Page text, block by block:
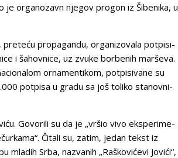
je organozavn njegov progon iz Šibenika, u
pre­te­ću pro­pa­gan­du, or­ga­ni­zo­va­la pot­pi­si­
i ša­hov­ni­ce, uz zvu­ke bor­be­nih mar­še­va.
or­na­men­ti­kom, pot­pi­si­va­ne su
pot­pi­sa u gra­du sa još to­li­ko sta­nov­ni­
Go­vo­ri­li su da je „vr­šio vi­vo eks­pe­ri­me­
Či­ta­li su, za­tim, je­dan tekst iz
mla­dih Sr­ba, na­zva­nih „Ra­ško­vi­će­vi Jo­vi­ći“,